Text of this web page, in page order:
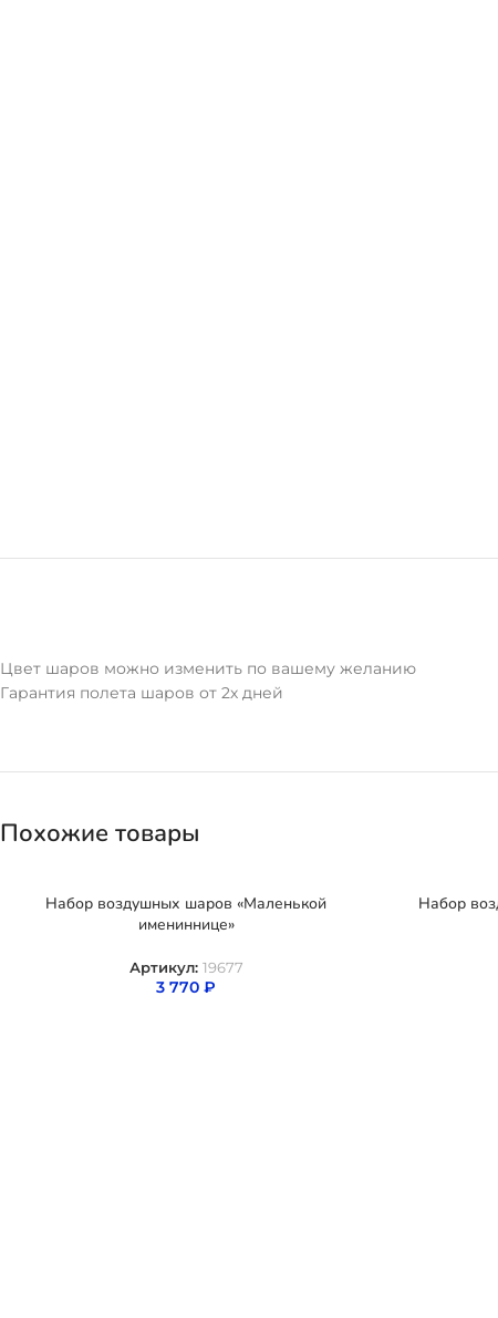
Цвет шаров можно изменить по вашему желанию
Гарантия полета шаров от 2х дней
Похожие товары
Набор воздушных шаров «Маленькой
имениннице»
Артикул: 19677
3 770 ₽
Набор